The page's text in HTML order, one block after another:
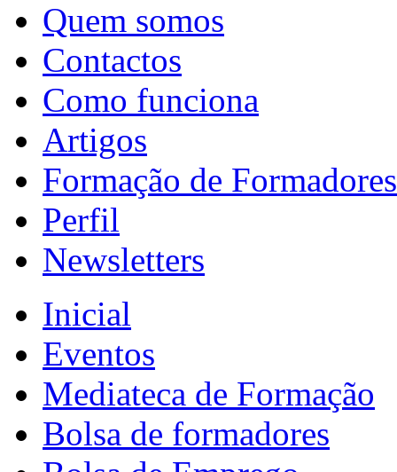
Quem somos
Contactos
Como funciona
Artigos
Formação de Formadores
Perfil
Newsletters
Inicial
Eventos
Mediateca de Formação
Bolsa de formadores